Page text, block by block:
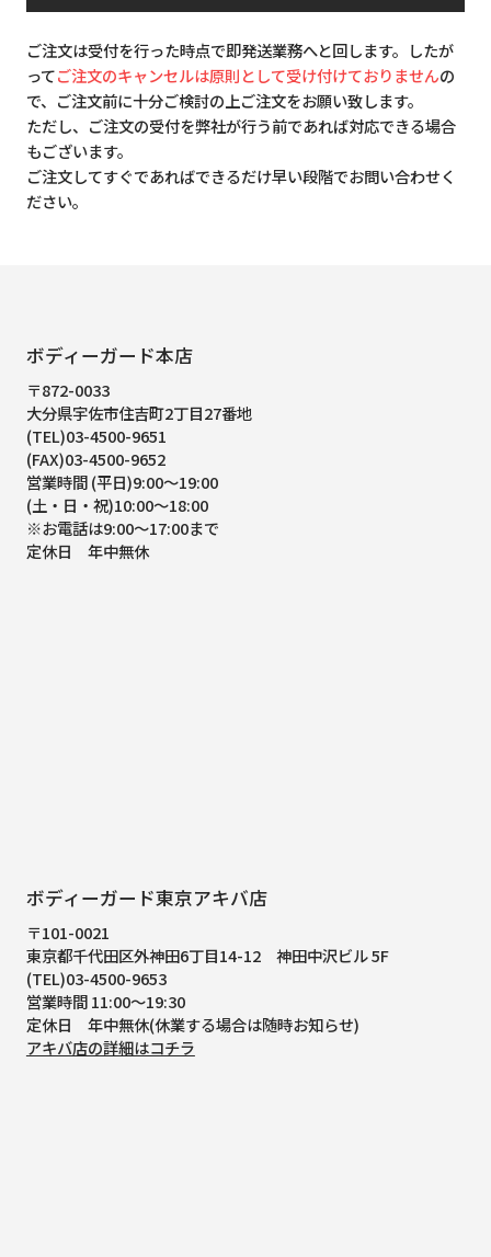
ご注文は受付を行った時点で即発送業務へと回します。したが
ってご注文のキャンセルは原則として受け付けておりませんの
で、ご注文前に十分ご検討の上ご注文をお願い致します。
ただし、ご注文の受付を弊社が行う前であれば対応できる場合
もございます。
ご注文してすぐであればできるだけ早い段階でお問い合わせく
ださい。
ボディーガード本店
〒872-0033
大分県宇佐市住吉町2丁目27番地
(TEL)03-4500-9651
(FAX)03-4500-9652
営業時間 (平日)9:00～19:00
(土・日・祝)10:00～18:00
※お電話は9:00～17:00まで
定休日 年中無休
ボディーガード東京アキバ店
〒101-0021
東京都千代田区外神田6丁目14-12 神田中沢ビル 5F
(TEL)03-4500-9653
営業時間 11:00～19:30
定休日 年中無休(休業する場合は随時お知らせ)
アキバ店の詳細はコチラ